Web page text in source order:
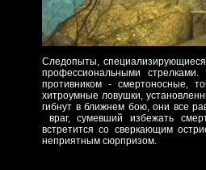
Следопыты,
профессиональными
противником - смертоносные,
хитроумные ловушки,
гибнут в ближнем бою, они все
враг, сумевший избежать
встретится со сверкающим
неприятным сюрпризом.